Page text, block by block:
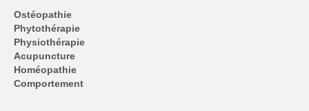
Ostéopathie
Phytothérapie
Physiothérapie
Acupuncture
Homéopathie
Comportement